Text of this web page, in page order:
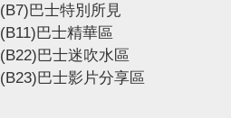
(B7)巴士特別所見
(B11)巴士精華區
(B22)巴士迷吹水區
(B23)巴士影片分享區